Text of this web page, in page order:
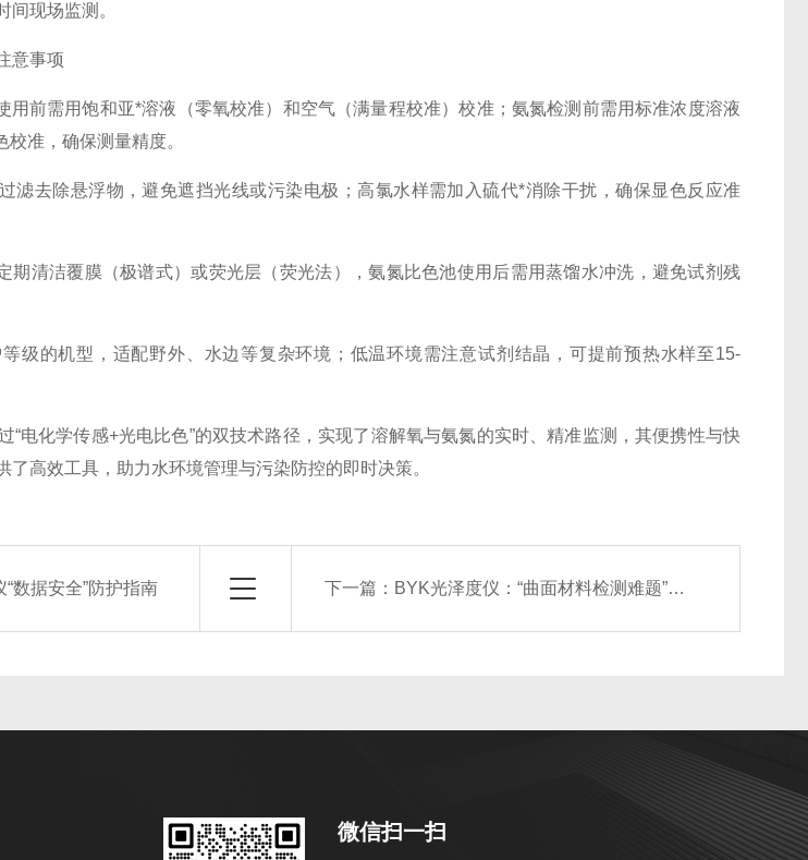
间现场监测。
意事项
前需用饱和亚*溶液（零氧校准）和空气（满量程校准）校准；氨氮检测前需用标准浓度溶液
校准，确保测量精度。
去除悬浮物，避免遮挡光线或污染电极；高氯水样需加入硫代*消除干扰，确保显色反应准
清洁覆膜（极谱式）或荧光层（荧光法），氨氮比色池使用后需用蒸馏水冲洗，避免试剂残
的机型，适配野外、水边等复杂环境；低温环境需注意试剂结晶，可提前预热水样至15-
化学传感+光电比色”的双技术路径，实现了溶解氧与氨氮的实时、精准监测，其便携性与快
高效工具，助力水环境管理与污染防控的即时决策。
数据安全”防护指南 下一篇： BYK光泽度仪：“曲面材料检测难题”的破解方案
微信扫一扫